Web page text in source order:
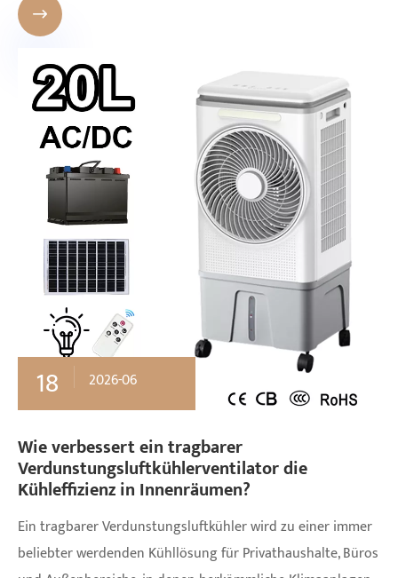

18 2026-06
Wie verbessert ein tragbarer
Verdunstungsluftkühlerventilator die
Kühleffizienz in Innenräumen?
Ein tragbarer Verdunstungsluftkühler wird zu einer immer
beliebter werdenden Kühllösung für Privathaushalte, Büros